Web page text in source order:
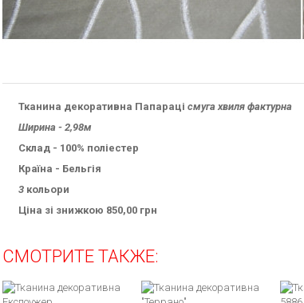
Тканина декоративна Папараці смуга хвиля фактурна
Ширина - 2,98м
Склад - 100% поліестер
Країна - Бельгія
3кольори
Ціна зі знижкою 850,00 грн
СМОТРИТЕ ТАКЖЕ: